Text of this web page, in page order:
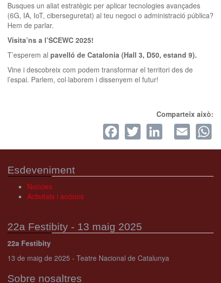
Busques un aliat estratègic per aplicar tecnologies avançades
(6G, IA, IoT, ciberseguretat) al teu negoci o administració pública?
Hem de parlar.
Visita’ns a l’SCEWC 2025!
T’esperem al pavelló de Catalonia (Hall 3, D50, estand 9).
Vine i descobreix com podem transformar el territori des de
l’espai. Parlem, col·laborem i dissenyem el futur!
Comparteix això:
Facebook
Twitter
Esdeveniment
Notícies
Activitats i accions
22a Festibity - 13 maig 2025
22a Festibity
13 de maig de 2025 - Teatre Nacional de Catalunya
Sobre nosaltres